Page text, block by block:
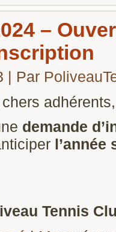
–
| Par
adhérents,
demande
l’année
Tennis